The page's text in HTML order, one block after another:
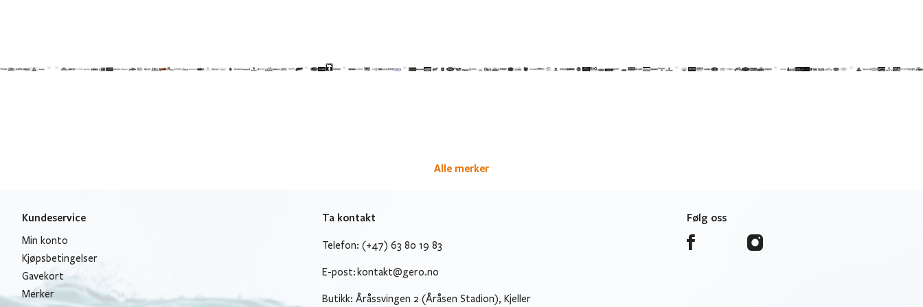
Alle merker
Kundeservice
Min konto
Kjøpsbetingelser
Gavekort
Merker
Ta kontakt
Telefon: (+47) 63 80 19 83
E-post: kontakt@gero.no
Butikk: Åråssvingen 2 (Åråsen Stadion), Kjeller
Følg oss